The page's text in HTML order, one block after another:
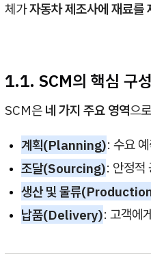
체가자동차 제조사에 재료를
1.1. SCM의 핵심 구
SCM은 네 가지 주요 영역으
계획(Planning): 수요
조달(Sourcing): 안정적
생산 및 물류
납품(Delivery): 고객에